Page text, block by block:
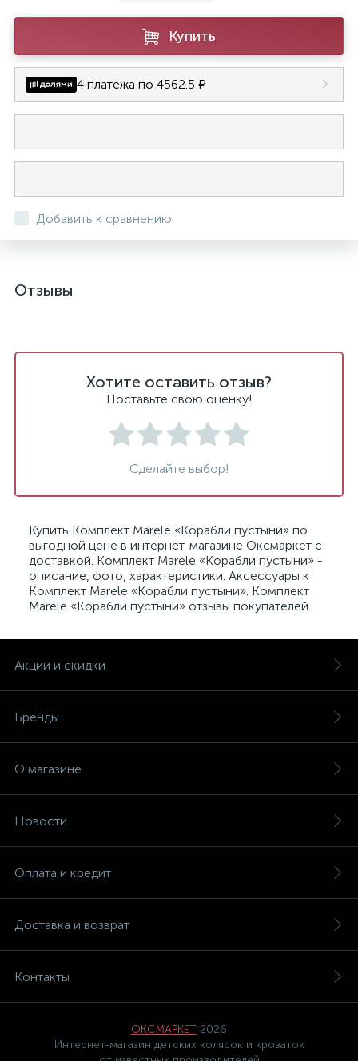
Купить
4 платежа по 4562.5 ₽
Добавить к сравнению
Отзывы
Хотите оставить отзыв?
Поставьте свою оценку!
Сделайте выбор!
Купить Комплект Marele «Корабли пустыни» по
выгодной цене в интернет-магазине Оксмаркет с
доставкой. Комплект Marele «Корабли пустыни» -
описание, фото, характеристики. Аксессуары к
Комплект Marele «Корабли пустыни». Комплект
Marele «Корабли пустыни» отзывы покупателей.
Акции и скидки
Бренды
О магазине
Новости
Оплата и кредит
Доставка и возврат
Контакты
ОКСМАРКЕТ 2026
Интернет-магазин детских колясок и кроваток